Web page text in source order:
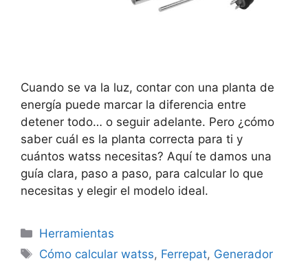
Cuando se va la luz, contar con una planta de
energía puede marcar la diferencia entre
detener todo… o seguir adelante. Pero ¿cómo
saber cuál es la planta correcta para ti y
cuántos watss necesitas? Aquí te damos una
guía clara, paso a paso, para calcular lo que
necesitas y elegir el modelo ideal.
Categorías
Herramientas
Etiquetas
Cómo calcular watss, Ferrepat, Generador